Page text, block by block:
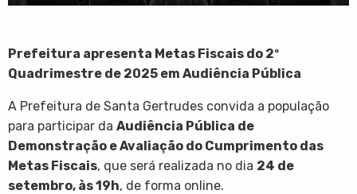
Prefeitura apresenta Metas Fiscais do 2º
Quadrimestre de 2025 em Audiência Pública
A Prefeitura de Santa Gertrudes convida a população
para participar da Audiência Pública de
Demonstração e Avaliação do Cumprimento das
Metas Fiscais, que será realizada no dia 24 de
setembro, às 19h, de forma online.